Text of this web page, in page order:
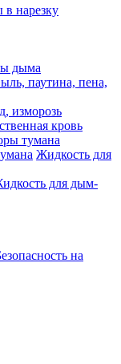
нарезку
дыма
паутина, пена,
изморозь
кровь
тумана
Жидкость для
для дым-
на